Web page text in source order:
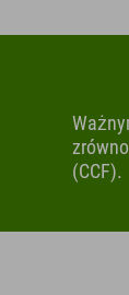
(CCF).